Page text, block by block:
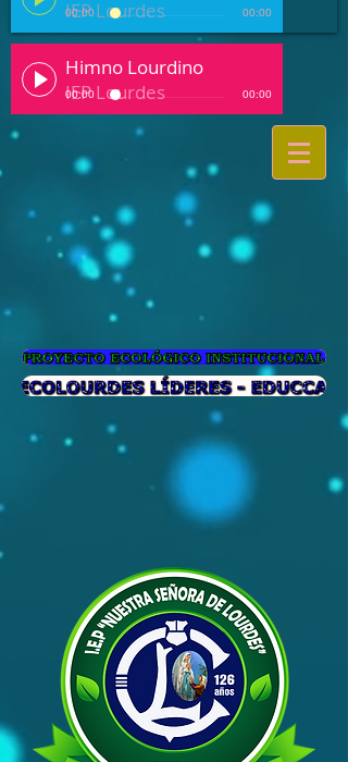
IEP Lourdes
00:00 00:00
Himno Lourdino
IEP Lourdes
00:00 00:00